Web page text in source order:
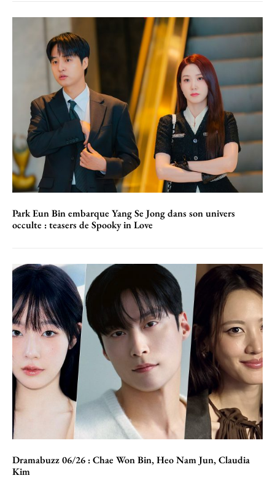
Park Eun Bin embarque Yang Se Jong dans son univers
occulte : teasers de Spooky in Love
Dramabuzz 06/26 : Chae Won Bin, Heo Nam Jun, Claudia
Kim